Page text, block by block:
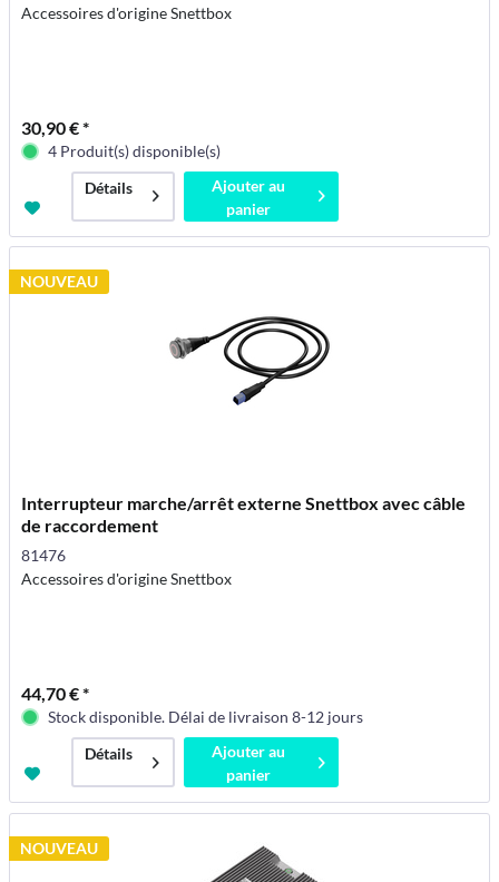
Accessoires d'origine Snettbox
30,90 € *
4 Produit(s) disponible(s)
Détails
Ajouter au
panier
NOUVEAU
Interrupteur marche/arrêt externe Snettbox avec câble
de raccordement
81476
Accessoires d'origine Snettbox
44,70 € *
Stock disponible. Délai de livraison 8-12 jours
Détails
Ajouter au
panier
NOUVEAU